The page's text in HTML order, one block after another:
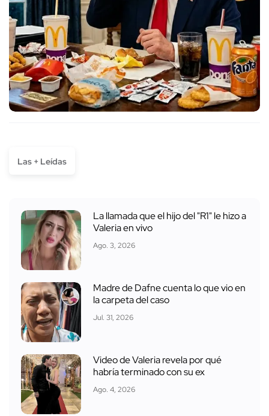
Las + Leídas
La llamada que el hijo del "R1" le hizo a
Valeria en vivo
Ago. 3, 2026
Madre de Dafne cuenta lo que vio en
la carpeta del caso
Jul. 31, 2026
Video de Valeria revela por qué
habría terminado con su ex
Ago. 4, 2026